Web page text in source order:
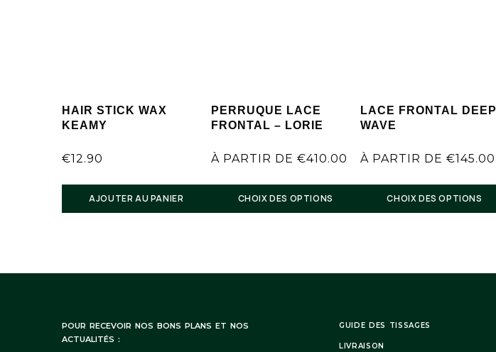
HAIR STICK WAX
KEAMY
€12.90
AJOUTER AU PANIER
PERRUQUE LACE
FRONTAL – LORIE
À PARTIR DE €410.00
CHOIX DES OPTIONS
LACE FRONTAL DEEP
WAVE
À PARTIR DE €145.00
CHOIX DES OPTIONS
POUR RECEVOIR NOS BONS PLANS ET NOS
ACTUALITÉS :
GUIDE DES TISSAGES
LIVRAISON